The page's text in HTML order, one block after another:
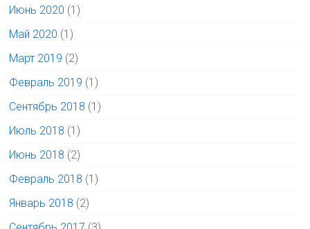
Июнь 2020 (1)
Май 2020 (1)
Март 2019 (2)
Февраль 2019 (1)
Сентябрь 2018 (1)
Июль 2018 (1)
Июнь 2018 (2)
Февраль 2018 (1)
Январь 2018 (2)